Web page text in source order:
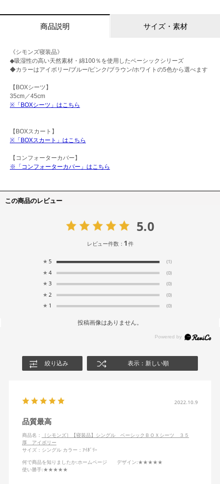
商品説明 サイズ・素材
《シモンズ寝装品》
◆吸湿性の高い天然素材・綿100％を使用したベーシックシリーズ
◆カラーはアイボリー/ブルー/ピンク/ブラウン/ホワイトの5色から選べます
【BOXシーツ】
35cm／45cm
※「BOXシーツ」はこちら
【BOXスカート】
※「BOXスカート」はこちら
【コンフォーターカバー】
※「コンフォーターカバー」はこちら
この商品のレビュー
5.0
レビュー件数： 1件
★ 5 (1)
★ 4 (0)
★ 3 (0)
★ 2 (0)
★ 1 (0)
投稿画像はありません。
絞り込み 表示：新しい順
2022.10.9
品質最高
商品名：
［シモンズ］【寝装品】シングル ベーシックＢＯＸシーツ ３５
厚 アイボリー
サイズ：シングル カラー：ｱｲﾎﾞﾘｰ
何で商品を知りましたか:ホームページ デザイン:★★★★★
使い勝手:★★★★★